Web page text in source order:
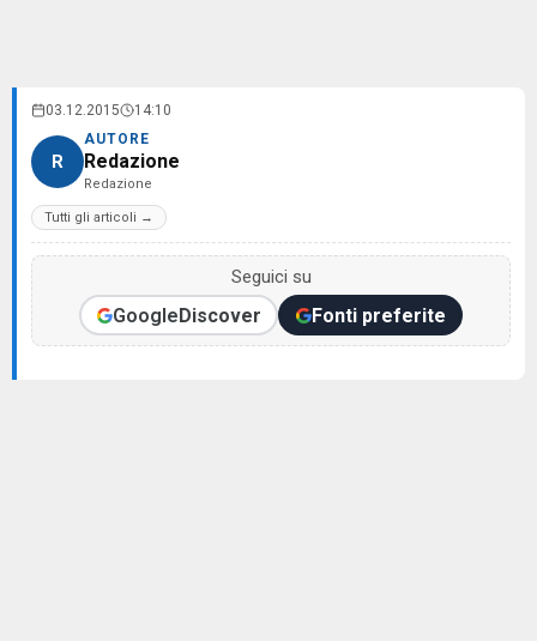
03.12.2015 14:10
R
AUTORE
Redazione
Redazione
Tutti gli articoli →
Seguici su
GoogleDiscover Fonti preferite